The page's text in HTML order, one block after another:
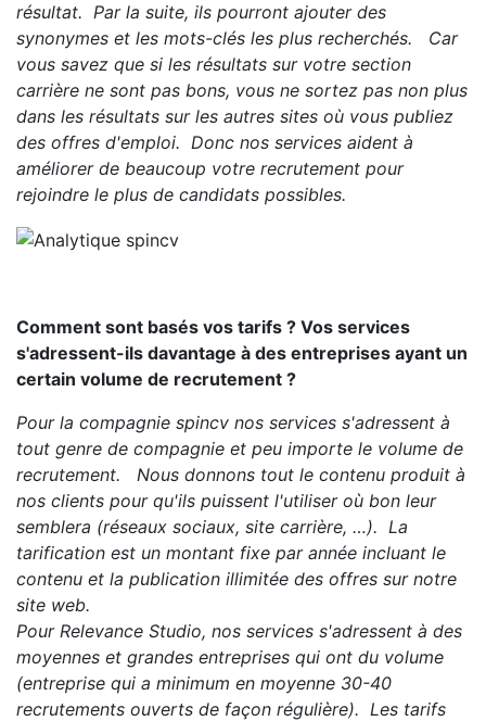
résultat. Par la suite, ils pourront ajouter des
synonymes et les mots-clés les plus recherchés. Car
vous savez que si les résultats sur votre section
carrière ne sont pas bons, vous ne sortez pas non plus
dans les résultats sur les autres sites où vous publiez
des offres d'emploi. Donc nos services aident à
améliorer de beaucoup votre recrutement pour
rejoindre le plus de candidats possibles.
Comment sont basés vos tarifs ? Vos services
s'adressent-ils davantage à des entreprises ayant un
certain volume de recrutement ?
Pour la compagnie spincv nos services s'adressent à
tout genre de compagnie et peu importe le volume de
recrutement. Nous donnons tout le contenu produit à
nos clients pour qu'ils puissent l'utiliser où bon leur
semblera (réseaux sociaux, site carrière, …). La
tarification est un montant fixe par année incluant le
contenu et la publication illimitée des offres sur notre
site web.
Pour Relevance Studio, nos services s'adressent à des
moyennes et grandes entreprises qui ont du volume
(entreprise qui a minimum en moyenne 30-40
recrutements ouverts de façon régulière). Les tarifs